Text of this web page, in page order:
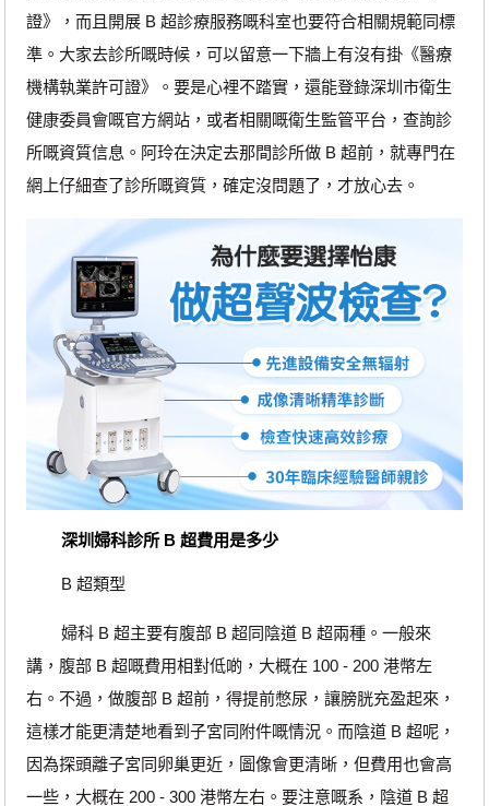
證》，而且開展 B 超診療服務嘅科室也要符合相關規範同標
準。大家去診所嘅時候，可以留意一下牆上有沒有掛《醫療
機構執業許可證》。要是心裡不踏實，還能登錄深圳市衛生
健康委員會嘅官方網站，或者相關嘅衛生監管平台，查詢診
所嘅資質信息。阿玲在決定去那間診所做 B 超前，就專門在
網上仔細查了診所嘅資質，確定沒問題了，才放心去。
深圳婦科診所 B 超費用是多少
B 超類型
婦科 B 超主要有腹部 B 超同陰道 B 超兩種。一般來
講，腹部 B 超嘅費用相對低啲，大概在 100 - 200 港幣左
右。不過，做腹部 B 超前，得提前憋尿，讓膀胱充盈起來，
這樣才能更清楚地看到子宮同附件嘅情況。而陰道 B 超呢，
因為探頭離子宮同卵巢更近，圖像會更清晰，但費用也會高
一些，大概在 200 - 300 港幣左右。要注意嘅系，陰道 B 超